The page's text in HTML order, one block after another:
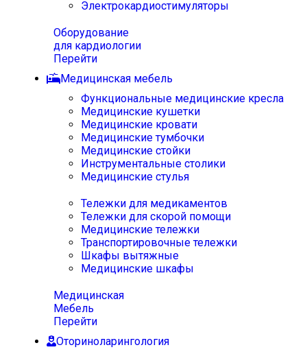
Электрокардиостимуляторы
Оборудование
для кардиологии
Перейти
Медицинская мебель
Функциональные медицинские кресла
Медицинские кушетки
Медицинские кровати
Медицинские тумбочки
Медицинские стойки
Инструментальные столики
Медицинские стулья
Тележки для медикаментов
Тележки для скорой помощи
Медицинские тележки
Транспортировочные тележки
Шкафы вытяжные
Медицинские шкафы
Медицинская
Мебель
Перейти
Оториноларингология